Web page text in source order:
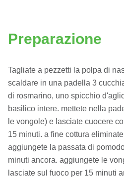
Preparazione
Tagliate a pezzetti la polpa di
scaldare in una padella 3
di rosmarino, uno spicchio
basilico intere. mettete nella
le vongole) e lasciate cuocere
15 minuti. a fine cottura
aggiungete la passata di
minuti ancora. aggiungete le
lasciate sul fuoco per 15 minuti